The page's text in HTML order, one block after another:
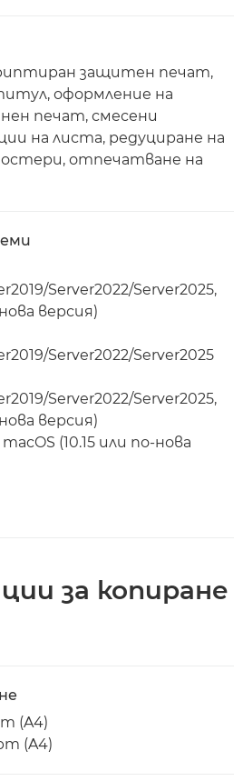
защитен печат,
оформление на
печат, смесени
на листа, редуциране на
отпечатване на
Server2022/Server2025,
версия)
Server2022/Server2025
Server2022/Server2025,
версия)
macOS (10.15 или по-нова
за копиране
(A4)
(A4)